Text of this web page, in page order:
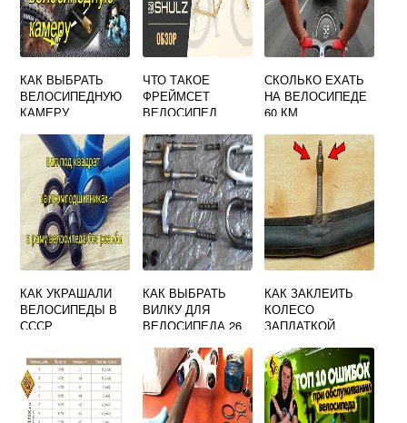
КАК ВЫБРАТЬ
ВЕЛОСИПЕДНУЮ
КАМЕРУ
ЧТО ТАКОЕ
ФРЕЙМСЕТ
ВЕЛОСИПЕД
СКОЛЬКО ЕХАТЬ
НА ВЕЛОСИПЕДЕ
60 КМ
КАК УКРАШАЛИ
ВЕЛОСИПЕДЫ В
СССР
КАК ВЫБРАТЬ
ВИЛКУ ДЛЯ
ВЕЛОСИПЕДА 26
КАК ЗАКЛЕИТЬ
КОЛЕСО
ЗАПЛАТКОЙ